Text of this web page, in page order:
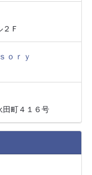
Ｆ
ｏｒｙ
田町４１６号